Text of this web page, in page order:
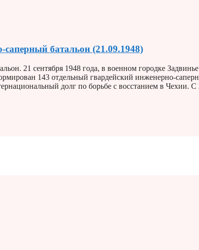
батальон (21.09.1948)
21 сентября 1948 года, в военном городке Задвинье
143 отдельный гвардейский инженерно-
долг по борьбе с восстанием в Чехии. С